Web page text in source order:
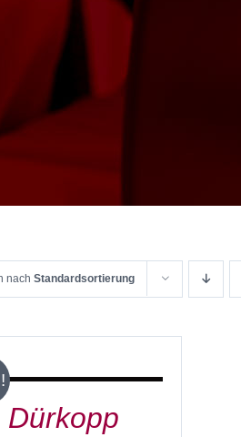
nach Standardsortierung
Dürkopp